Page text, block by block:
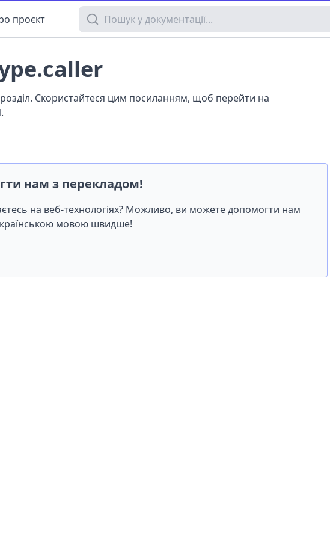
проєкт Пошук у документації
Скористайтеся цим посиланням, щоб перейти на
нам з перекладом!
на веб-технологіях? Можливо, ви можете допомогти нам
мовою швидше!